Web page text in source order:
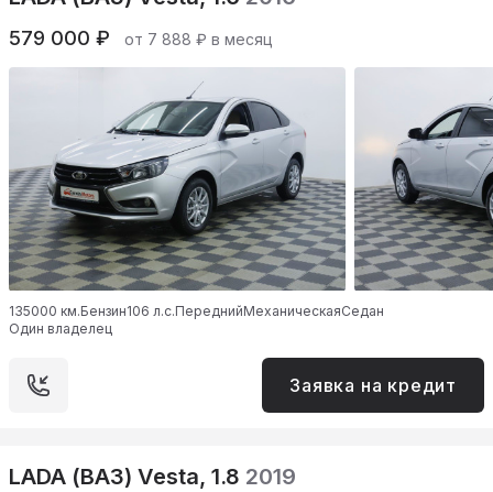
579 000 ₽ от 7 888 ₽ в месяц
135000 км.Бензин106 л.с.ПереднийМеханическаяСедан
Один владелец
Заявка на кредит
LADA (ВАЗ) Vesta, 1.8 2019